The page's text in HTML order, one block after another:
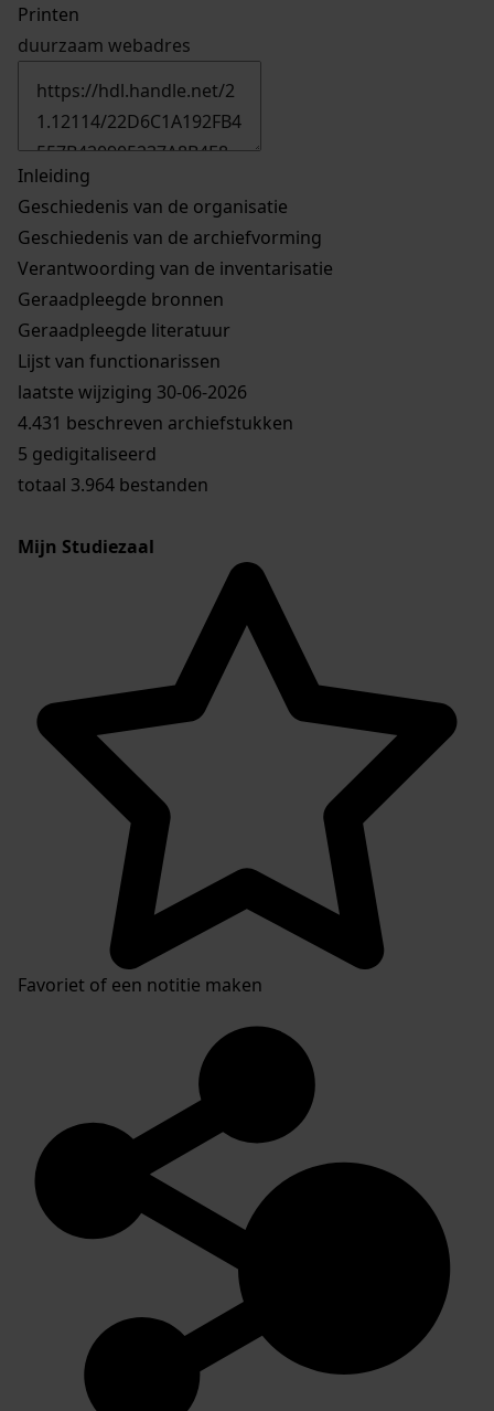
Printen
duurzaam webadres
Inleiding
Geschiedenis van de organisatie
Geschiedenis van de archiefvorming
Verantwoording van de inventarisatie
Geraadpleegde bronnen
Geraadpleegde literatuur
Lijst van functionarissen
laatste wijziging 30-06-2026
4.431 beschreven archiefstukken
5 gedigitaliseerd
totaal 3.964 bestanden
Mijn Studiezaal
Favoriet of een notitie maken